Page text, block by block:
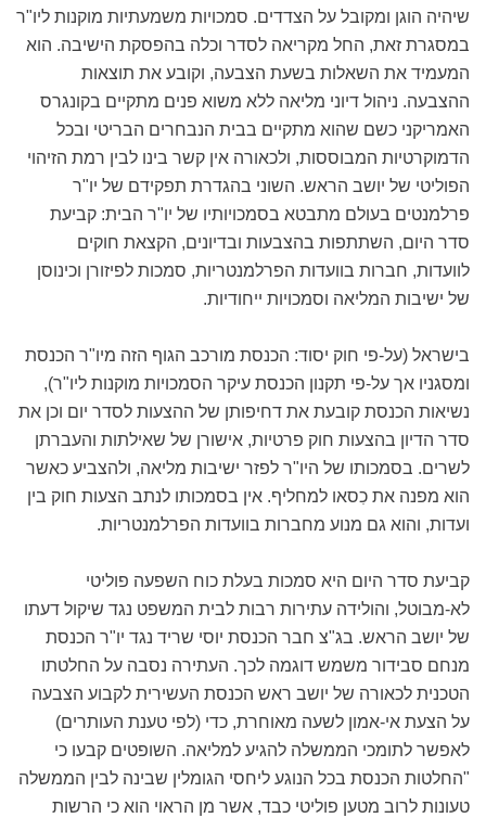
שיהיה הוגן ומקובל על הצדדים. סמכויות משמעתיות מוקנות ליו"ר
במסגרת זאת, החל מקריאה לסדר וכלה בהפסקת הישיבה. הוא
המעמיד את השאלות בשעת הצבעה, וקובע את תוצאות
ההצבעה. ניהול דיוני מליאה ללא משוא פנים מתקיים בקונגרס
האמריקני כשם שהוא מתקיים בבית הנבחרים הבריטי ובכל
הדמוקרטיות המבוססות, ולכאורה אין קשר בינו לבין רמת הזיהוי
הפוליטי של יושב הראש. השוני בהגדרת תפקידם של יו"ר
פרלמנטים בעולם מתבטא בסמכויותיו של יו"ר הבית: קביעת
סדר היום, השתתפות בהצבעות ובדיונים, הקצאת חוקים
לוועדות, חברות בוועדות הפרלמנטריות, סמכות לפיזורן וכינוסן
של ישיבות המליאה וסמכויות ייחודיות.
בישראל (על-פי חוק יסוד: הכנסת מורכב הגוף הזה מיו"ר הכנסת
ומסגניו אך על-פי תקנון הכנסת עיקר הסמכויות מוקנות ליו"ר),
נשיאות הכנסת קובעת את דחיפותן של ההצעות לסדר יום וכן את
סדר הדיון בהצעות חוק פרטיות, אישורן של שאילתות והעברתן
לשרים. בסמכותו של היו"ר לפזר ישיבות מליאה, ולהצביע כאשר
הוא מפנה את כִסאו למחליף. אין בסמכותו לנתב הצעות חוק בין
ועדות, והוא גם מנוע מחברות בוועדות הפרלמנטריות.
קביעת סדר היום היא סמכות בעלת כוח השפעה פוליטי
לא-מבוטל, והולידה עתירות רבות לבית המשפט נגד שיקול דעתו
של יושב הראש. בג"צ חבר הכנסת יוסי שריד נגד יו"ר הכנסת
מנחם סבידור משמש דוגמה לכך. העתירה נסבה על החלטתו
הטכנית לכאורה של יושב ראש הכנסת העשירית לקבוע הצבעה
על הצעת אי-אמון לשעה מאוחרת, כדי (לפי טענת העותרים)
לאפשר לתומכי הממשלה להגיע למליאה. השופטים קבעו כי
"החלטות הכנסת בכל הנוגע ליחסי הגומלין שבינה לבין הממשלה
טעונות לרוב מטען פוליטי כבד, אשר מן הראוי הוא כי הרשות